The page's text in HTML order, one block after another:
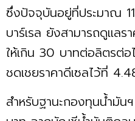
ซึ่งปัจจุบันอยู่ที่ประมาณ
บาร์เรล ยังสามารถดูแลร
ให้เกิน 30 บาทต่อลิตรต่
ชดเชยราคาดีเซลไว้ที่
สำหรับฐานะกองทุนนํ้ามั